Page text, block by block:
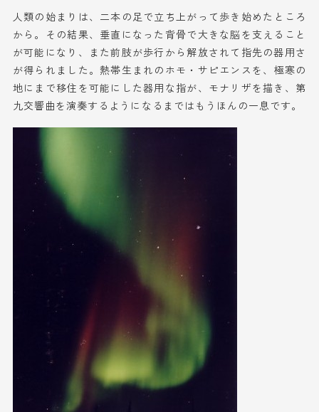
人類の 始まりは、二本の足で立ち上がって歩き始めた ところ
から 。 その結果、 垂直 になった 背骨で大きな脳を支えること
が可能になり、
また前肢が歩行から解放され て 指先の器用さ
が得られました。熱帯生まれのホモ・サピエンスを、 極寒の
地に まで移住を可能にした器用な指が、モナリザを描き、第
九交響曲を演奏する ようになる までは もう ほんの一息です。